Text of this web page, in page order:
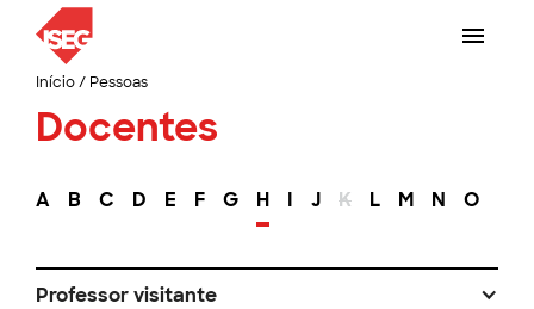
Início/ Pessoas
Docentes
A B C D E F G H I J K L M N O
Professor visitante